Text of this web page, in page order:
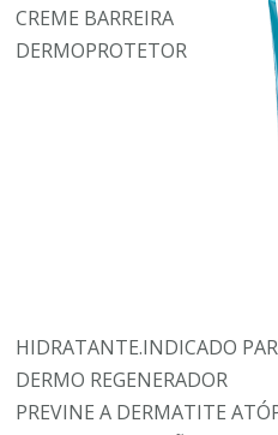
CREME BARREIRA
DERMOPROTETOR
HIDRATANTE.INDICADO
DERMO REGENERADOR
PREVINE A DERMATITE